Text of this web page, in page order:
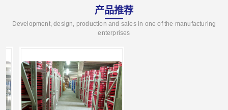
产品推荐
Development, design, production and sales in one of the manufacturing
enterprises